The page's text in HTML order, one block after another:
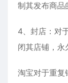
制其发布商品
4、封店：对
闭其店铺，永
淘宝对于重复